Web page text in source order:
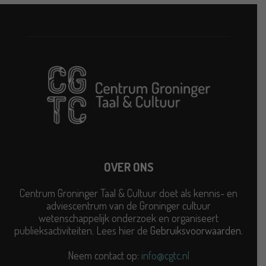
OVER ONS
Centrum Groninger Taal & Cultuur doet als kennis- en
adviescentrum van de Groninger cultuur
wetenschappelijk onderzoek en organiseert
publieksactiviteiten. Lees hier de Gebruiksvoorwaarden.
Neem contact op: info@cgtc.nl